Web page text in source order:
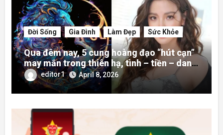
Đời Sống Gia Đình Làm Đẹp Sức Khỏe
Qua đêm nay, 5 cung hoàng đạo “hút cạn”
may mắn trong thiên hạ, tình – tiền – danh
rực rỡ hơn người
editor1 April 8, 2026